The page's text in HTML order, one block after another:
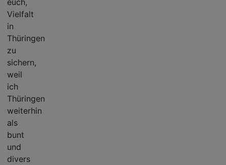
euch,
Vielfalt
in
Thüringen
zu
sichern,
weil
ich
Thüringen
weiterhin
als
bunt
und
divers